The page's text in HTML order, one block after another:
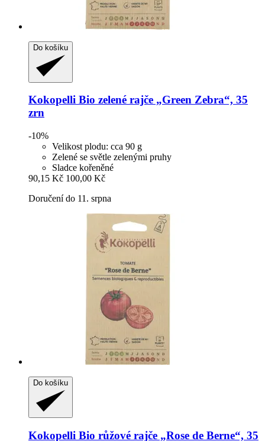
Do košíku
Kokopelli Bio zelené rajče „Green Zebra“, 35
zrn
-10%
Velikost plodu: cca 90 g
Zelené se světle zelenými pruhy
Sladce kořeněné
90,15 Kč 100,00 Kč
Doručení do 11. srpna
Do košíku
Kokopelli Bio růžové rajče „Rose de Berne“, 35